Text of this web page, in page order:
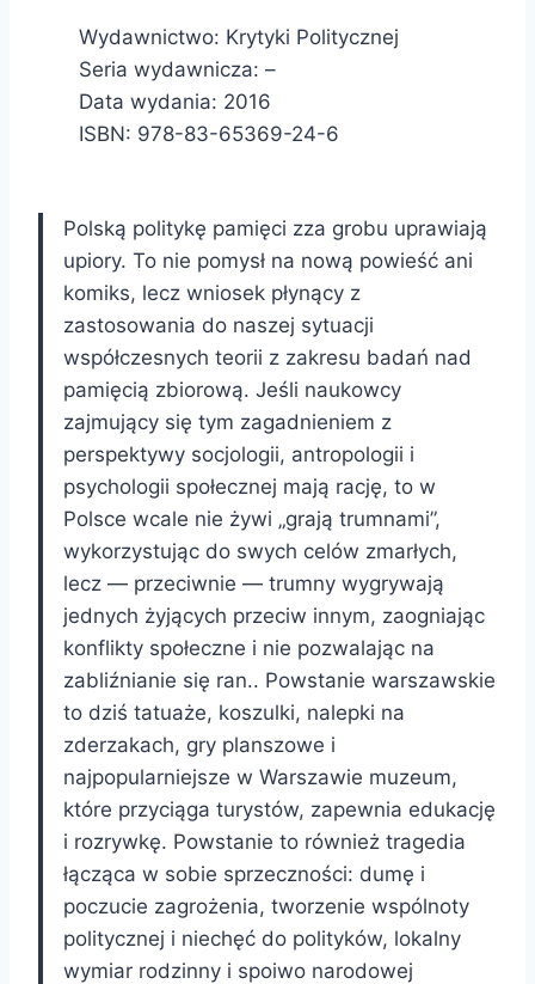
Wydawnictwo: Krytyki Politycznej
Seria wydawnicza: –
Data wydania: 2016
ISBN: 978-83-65369-24-6
Polską politykę pamięci zza grobu uprawiają
upiory. To nie pomysł na nową powieść ani
komiks, lecz wniosek płynący z
zastosowania do naszej sytuacji
współczesnych teorii z zakresu badań nad
pamięcią zbiorową. Jeśli naukowcy
zajmujący się tym zagadnieniem z
perspektywy socjologii, antropologii i
psychologii społecznej mają rację, to w
Polsce wcale nie żywi „grają trumnami”,
wykorzystując do swych celów zmarłych,
lecz — przeciwnie — trumny wygrywają
jednych żyjących przeciw innym, zaogniając
konflikty społeczne i nie pozwalając na
zabliźnianie się ran.. Powstanie warszawskie
to dziś tatuaże, koszulki, nalepki na
zderzakach, gry planszowe i
najpopularniejsze w Warszawie muzeum,
które przyciąga turystów, zapewnia edukację
i rozrywkę. Powstanie to również tragedia
łącząca w sobie sprzeczności: dumę i
poczucie zagrożenia, tworzenie wspólnoty
politycznej i niechęć do polityków, lokalny
wymiar rodzinny i spoiwo narodowej